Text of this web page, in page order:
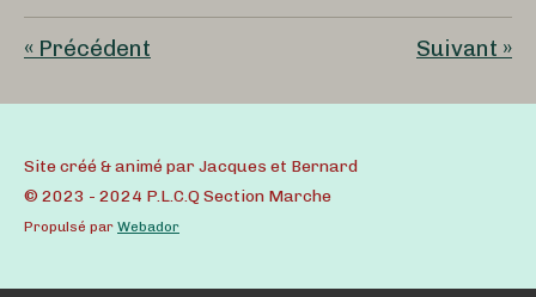
« Précédent Suivant »
Site créé & animé par Jacques et Bernard
© 2023 - 2024 P.L.C.Q Section Marche
Propulsé par Webador